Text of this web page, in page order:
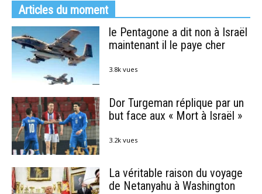
Articles du moment
le Pentagone a dit non à Israël
maintenant il le paye cher
3.8k vues
Dor Turgeman réplique par un
but face aux « Mort à Israël »
3.2k vues
La véritable raison du voyage
de Netanyahu à Washington